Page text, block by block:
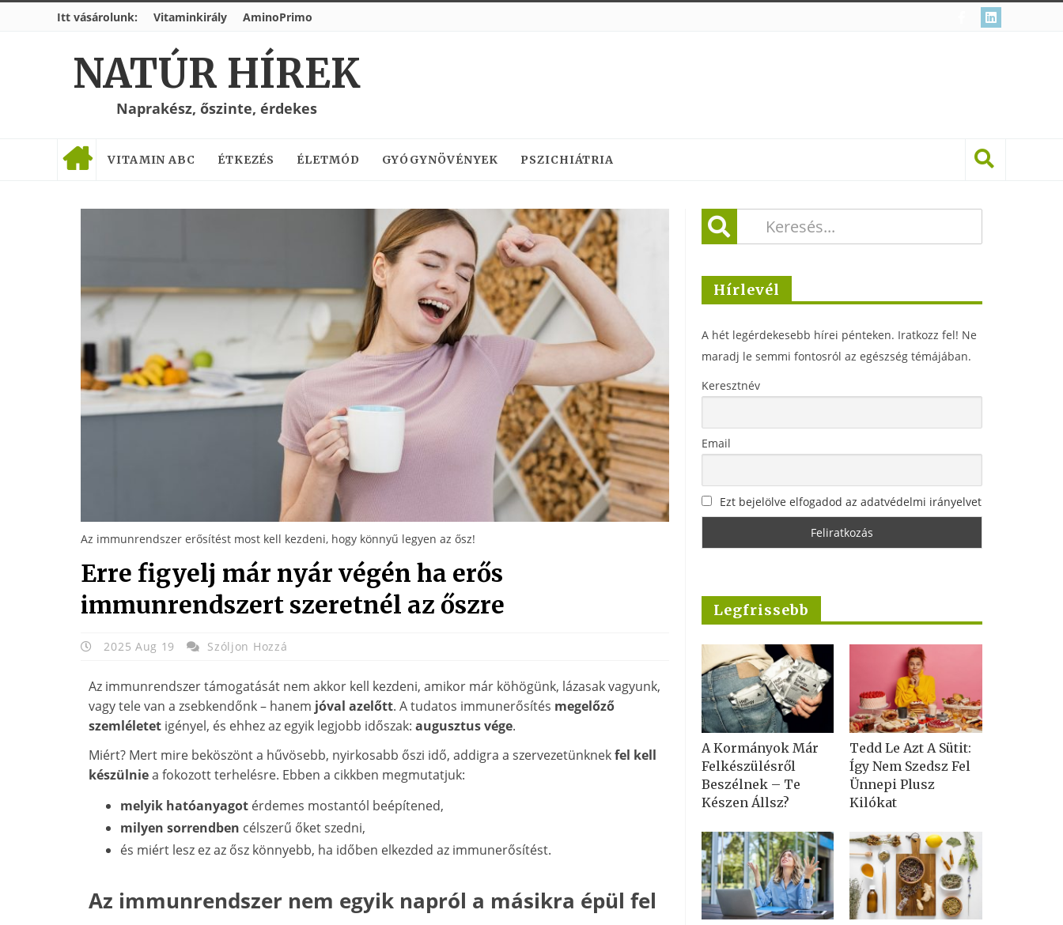
Itt vásárolunk: Vitaminkirály AminoPrimo
NATÚR HÍREK
Naprakész, őszinte, érdekes
VITAMIN ABC ÉTKEZÉS ÉLETMÓD GYÓGYNÖVÉNYEK PSZICHIÁTRIA
Az immunrendszer erősítést most kell kezdeni, hogy könnyű legyen az ősz!
Erre figyelj már nyár végén ha erős
immunrendszert szeretnél az őszre
2025 Aug 19 Szóljon Hozzá
Az immunrendszer támogatását nem akkor kell kezdeni, amikor már köhögünk, lázasak vagyunk,
vagy tele van a zsebkendőnk – hanem jóval azelőtt. A tudatos immunerősítés megelőző
szemléletet igényel, és ehhez az egyik legjobb időszak: augusztus vége.
Miért? Mert mire beköszönt a hűvösebb, nyirkosabb őszi idő, addigra a szervezetünknekfel kell
készülniea fokozott terhelésre. Ebben a cikkben megmutatjuk:
melyik hatóanyagot érdemes mostantól beépítened,
milyen sorrendben célszerű őket szedni,
és miért lesz ez az ősz könnyebb, ha időben elkezded az immunerősítést.
Az immunrendszer nem egyik napról a másikra épül fel
Hírlevél
A hét legérdekesebb hírei pénteken. Iratkozz fel! Ne
maradj le semmi fontosról az egészség témájában.
Keresztnév
Email
Ezt bejelölve elfogadod az adatvédelmi irányelvet
Legfrissebb
A Kormányok Már
Felkészülésről
Beszélnek – Te
Készen Állsz?
Tedd Le Azt A Sütit:
Így Nem Szedsz Fel
Ünnepi Plusz
Kilókat